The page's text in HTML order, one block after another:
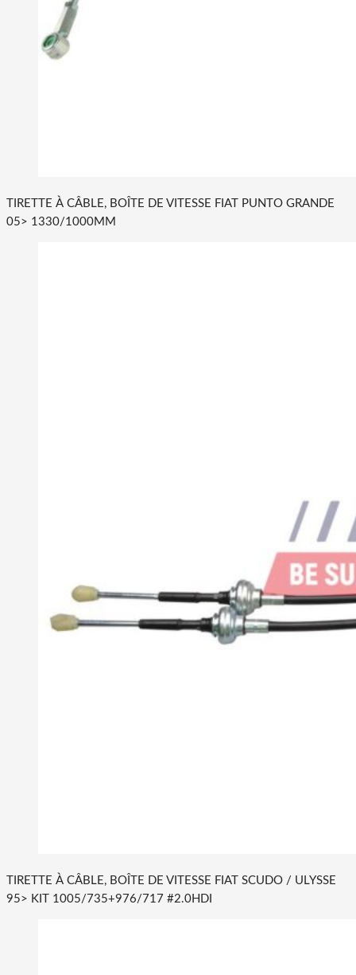
TIRETTE À CÂBLE, BOÎTE DE VITESSE FIAT PUNTO GRANDE
05> 1330/1000MM
TIRETTE À CÂBLE, BOÎTE DE VITESSE FIAT SCUDO / ULYSSE
95> KIT 1005/735+976/717 #2.0HDI